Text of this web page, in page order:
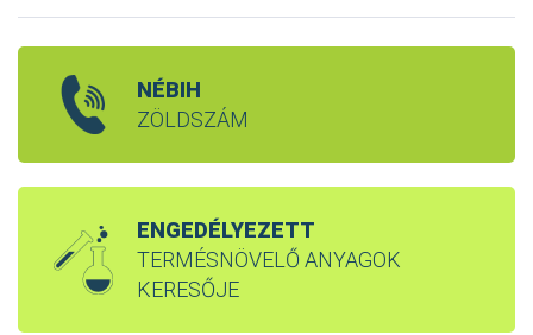
NÉBIH
ZÖLDSZÁM
ENGEDÉLYEZETT
TERMÉSNÖVELŐ ANYAGOK
KERESŐJE